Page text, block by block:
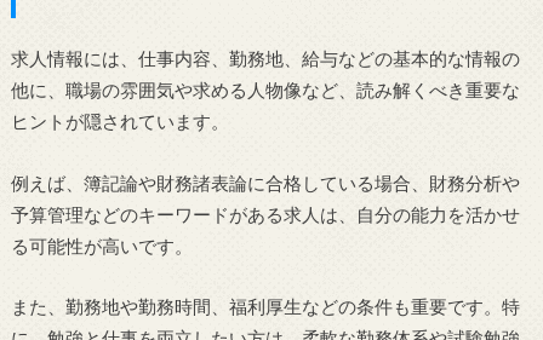
求人情報には、仕事内容、勤務地、給与などの基本的な情報の
他に、職場の雰囲気や求める人物像など、読み解くべき重要な
ヒントが隠されています。
例えば、簿記論や財務諸表論に合格している場合、財務分析や
予算管理などのキーワードがある求人は、自分の能力を活かせ
る可能性が高いです。
また、勤務地や勤務時間、福利厚生などの条件も重要です。特